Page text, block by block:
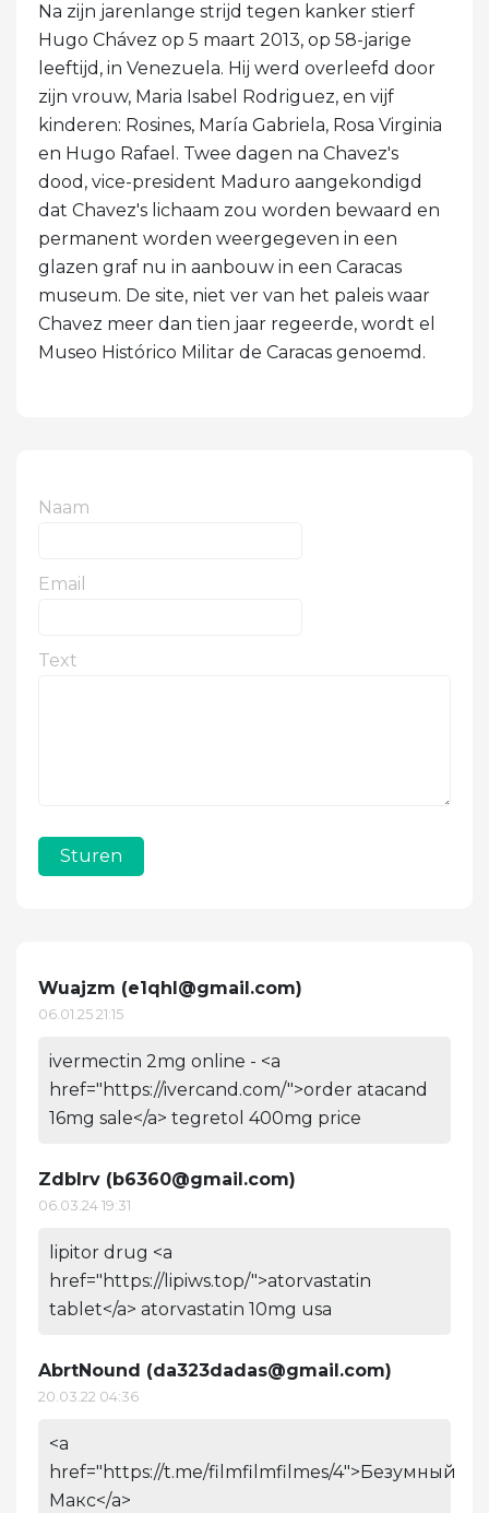
Na zijn jarenlange strijd tegen kanker stierf
Hugo Chávez op 5 maart 2013, op 58-jarige
leeftijd, in Venezuela. Hij werd overleefd door
zijn vrouw, Maria Isabel Rodriguez, en vijf
kinderen: Rosines, María Gabriela, Rosa Virginia
en Hugo Rafael. Twee dagen na Chavez's
dood, vice-president Maduro aangekondigd
dat Chavez's lichaam zou worden bewaard en
permanent worden weergegeven in een
glazen graf nu in aanbouw in een Caracas
museum. De site, niet ver van het paleis waar
Chavez meer dan tien jaar regeerde, wordt el
Museo Histórico Militar de Caracas genoemd.
Naam
Email
Text
Sturen
Wuajzm (e1qhl@gmail.com)
06.01.25 21:15
ivermectin 2mg online - <a
href="https://ivercand.com/">order atacand
16mg sale</a> tegretol 400mg price
Zdblrv (b6360@gmail.com)
06.03.24 19:31
lipitor drug <a
href="https://lipiws.top/">atorvastatin
tablet</a> atorvastatin 10mg usa
AbrtNound (da323dadas@gmail.com)
20.03.22 04:36
<a
href="https://t.me/filmfilmfilmes/4">Безумный
Макс</a>